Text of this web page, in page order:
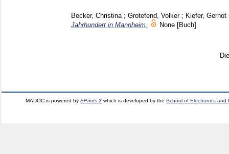
Becker, Christina ; Grotefend, Volker; Kiefer, Gernot
Jahrhundert in Mannheim.
None [Buch]
MADOC is powered byEPrints 3 which is developed by theSchool of Electronics and